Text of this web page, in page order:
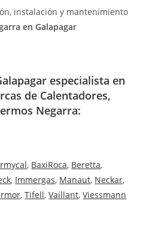
instalación y mantenimiento
en Galapagar
especialista en
de Calentadores,
Negarra:
, BaxiRoca, Beretta,
, Immergas, Manaut, Neckar,
,Tifell,Vaillant,Viessmann